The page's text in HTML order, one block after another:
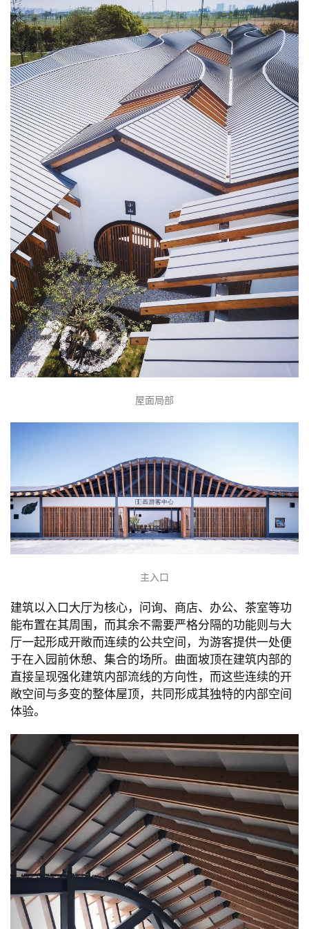
屋面局部
主入口
建筑以入口大厅为核心，问询、商店、办公、茶室等功
能布置在其周围，而其余不需要严格分隔的功能则与大
厅一起形成开敞而连续的公共空间，为游客提供一处便
于在入园前休憩、集合的场所。曲面坡顶在建筑内部的
直接呈现强化建筑内部流线的方向性，而这些连续的开
敞空间与多变的整体屋顶，共同形成其独特的内部空间
体验。